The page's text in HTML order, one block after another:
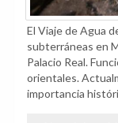
El Viaje de Agua
subterráneas en
Palacio Real.
orientales.
importancia